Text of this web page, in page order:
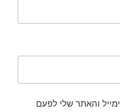
והאתר שלי לפעם